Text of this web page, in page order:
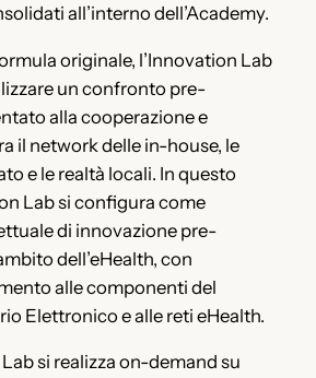
all’interno dell’Academy.
originale, l’Innovation Lab
un confronto pre-
alla cooperazione e
il network delle in-house, le
e le realtà locali. In questo
Lab si configura come
di innovazione pre-
dell’eHealth, con
alle componenti del
Elettronico e alle reti eHealth.
si realizza on-demand su